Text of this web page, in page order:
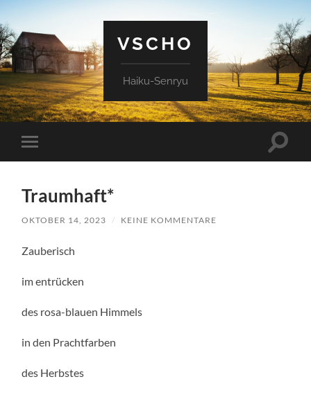
VSCHO
Haiku-Senryu
Mobile-
Menü
Traumhaft*
OKTOBER 14, 2023 / KEINE KOMMENTARE
Zauberisch
im entrücken
des rosa-blauen Himmels
in den Prachtfarben
des Herbstes